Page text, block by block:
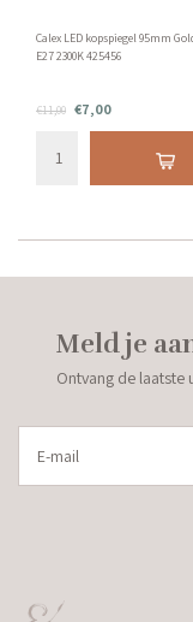
Calex LED kopspiegel 95mm
E27 2300K 425456
€11,00 €7,00
Meld je
Ontvang de laatste